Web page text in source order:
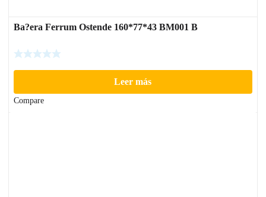
Ba?era Ferrum Ostende 160*77*43 BM001 B
Leer más
Compare